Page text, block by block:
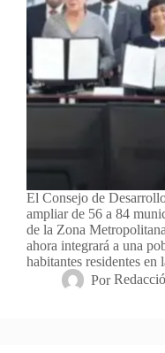
El Consejo de
ampliar de 56 a 84
de la Zona
ahora integrará a una
habitantes residentes
Por